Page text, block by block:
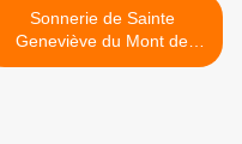
Sonnerie de Sainte
Geneviève du Mont de
Paris - recorded in concert